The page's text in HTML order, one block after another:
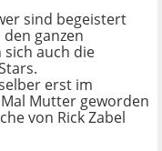
sind begeistert
ganzen
auch die
erst im
Mutter geworden
von Rick Zabel